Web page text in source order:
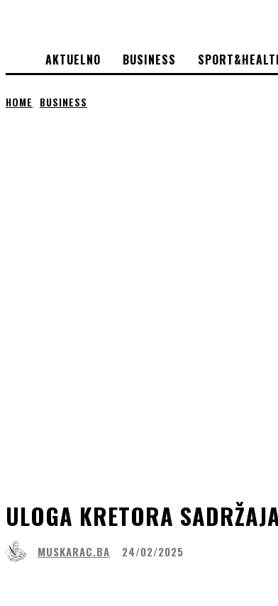
AKTUELNO BUSINESS
HOME BUSINESS
ULOGA KRETORA
MUSKARAC.BA 24/02/2025